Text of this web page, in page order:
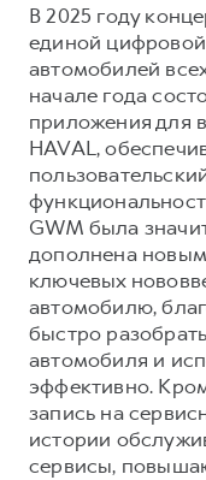
В 2025 году
единой
автомобилей
начале года
приложения для
HAVAL,
GWM была
дополнена
ключевых
автомобилю,
быстро
автомобиля и
эффективно.
запись на
истории
сервисы,